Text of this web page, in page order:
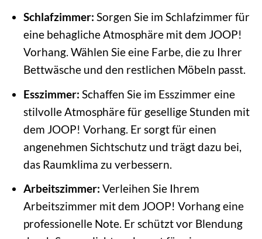
Schlafzimmer: Sorgen Sie im Schlafzimmer für
eine behagliche Atmosphäre mit dem JOOP!
Vorhang. Wählen Sie eine Farbe, die zu Ihrer
Bettwäsche und den restlichen Möbeln passt.
Esszimmer: Schaffen Sie im Esszimmer eine
stilvolle Atmosphäre für gesellige Stunden mit
dem JOOP! Vorhang. Er sorgt für einen
angenehmen Sichtschutz und trägt dazu bei,
das Raumklima zu verbessern.
Arbeitszimmer: Verleihen Sie Ihrem
Arbeitszimmer mit dem JOOP! Vorhang eine
professionelle Note. Er schützt vor Blendung